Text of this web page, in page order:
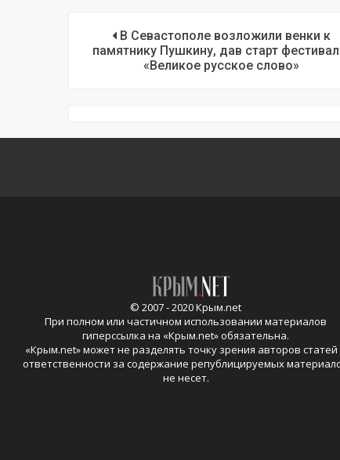
В Севастополе возложили венки к
памятнику Пушкину, дав старт
«Великое русское слово»
© 2007 - 2020 Крым.net
При полном или частичном использовании материалов
гиперссылка на «Крым.net» обязательна.
«Крым.net» может не разделять точку зрения авторов статей
ответственности за содержание републицируемых
не несет.